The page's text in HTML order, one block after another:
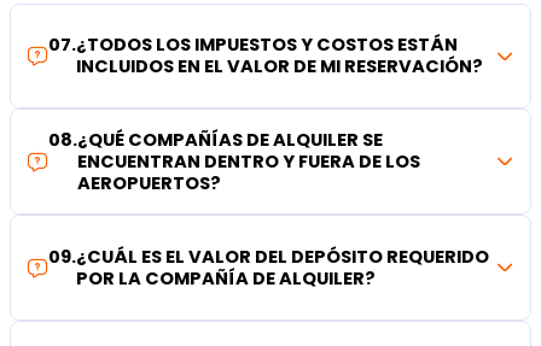
07.¿TODOS LOS IMPUESTOS Y COSTOS ESTÁN
INCLUIDOS EN EL VALOR DE MI RESERVACIÓN?
08.¿QUÉ COMPAÑÍAS DE ALQUILER SE
ENCUENTRAN DENTRO Y FUERA DE LOS
AEROPUERTOS?
09.¿CUÁL ES EL VALOR DEL DEPÓSITO REQUERIDO
POR LA COMPAÑÍA DE ALQUILER?